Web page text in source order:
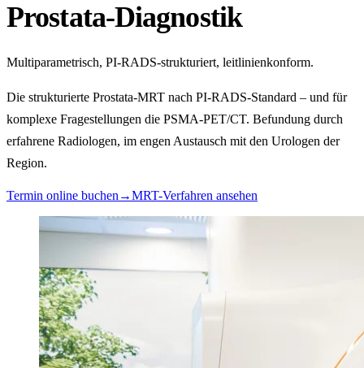
Prostata-Diagnostik
Multiparametrisch, PI-RADS-strukturiert, leitlinienkonform.
Die strukturierte Prostata-MRT nach PI-RADS-Standard – und für
komplexe Fragestellungen die PSMA-PET/CT. Befundung durch
erfahrene Radiologen, im engen Austausch mit den Urologen der
Region.
Termin online buchen →MRT-Verfahren ansehen